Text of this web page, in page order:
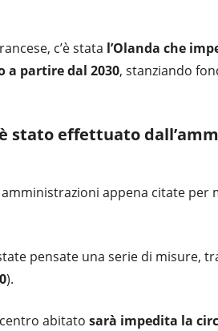
c’è stata l’Olanda che
a partire dal 2030, stanziando
stato effettuato
appena citate
pensate una serie di misure,
).
abitato sarà impedita la